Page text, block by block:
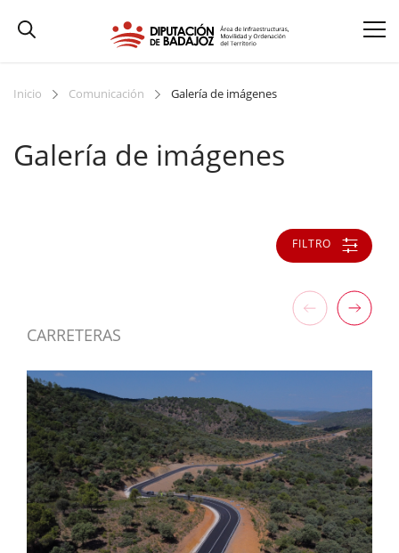
Inicio Comunicación Galería de imágenes
Galería de imágenes
FILTRO
CARRETERAS